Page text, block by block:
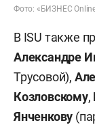
Фото: «БИЗНЕС
В ISU также
Александре
Трусовой),
Козловскому,
Янченкову